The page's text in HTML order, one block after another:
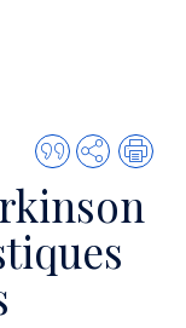
Citer
cette
publication
Partager